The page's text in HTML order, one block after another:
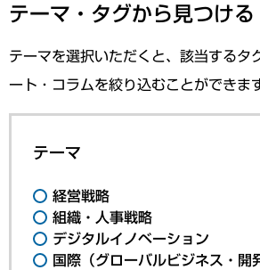
テーマ・タグから見つける
テーマを選択いただくと、該当するタ
ート・コラムを絞り込むことができま
テーマ
経営戦略
組織・人事戦略
デジタルイノベーション
国際（グローバルビジネス・開